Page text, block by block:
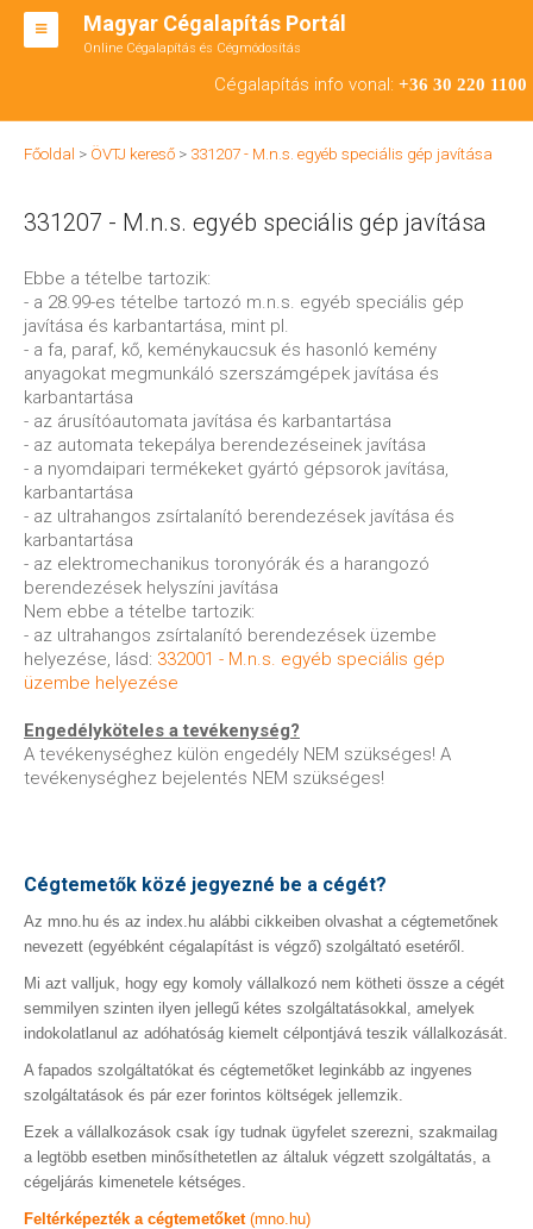
Magyar Cégalapítás Portál
Online Cégalapítás és Cégmódosítás
Cégalapítás info vonal: +36 30 220 1100
BT ALAPÍTÁS
CÉGMÓDOSÍTÁS
ÁTALAKULÁS
TEÁOR SZÁMOK '08
ENGEDÉLYKÖTELES
KAPCSOLAT
IRODÁK
Főoldal > ÖVTJ kereső > 331207 - M.n.s. egyéb speciális gép javítása
331207 - M.n.s. egyéb speciális gép javítása
Ebbe a tételbe tartozik:
- a 28.99-es tételbe tartozó m.n.s. egyéb speciális gép
javítása és karbantartása, mint pl.
- a fa, paraf, kő, keménykaucsuk és hasonló kemény
anyagokat megmunkáló szerszámgépek javítása és
karbantartása
- az árusítóautomata javítása és karbantartása
- az automata tekepálya berendezéseinek javítása
- a nyomdaipari termékeket gyártó gépsorok javítása,
karbantartása
- az ultrahangos zsírtalanító berendezések javítása és
karbantartása
- az elektromechanikus toronyórák és a harangozó
berendezések helyszíni javítása
Nem ebbe a tételbe tartozik:
- az ultrahangos zsírtalanító berendezések üzembe
helyezése, lásd: 332001 - M.n.s. egyéb speciális gép
üzembe helyezése
Engedélyköteles a tevékenység?
A tevékenységhez külön engedély NEM szükséges! A
tevékenységhez bejelentés NEM szükséges!
Cégtemetők közé jegyezné be a cégét?
Az mno.hu és az index.hu alábbi cikkeiben olvashat a cégtemetőnek
nevezett (egyébként cégalapítást is végző) szolgáltató esetéről.
Mi azt valljuk, hogy egy komoly vállalkozó nem kötheti össze a cégét
semmilyen szinten ilyen jellegű kétes szolgáltatásokkal, amelyek
indokolatlanul az adóhatóság kiemelt célpontjává teszik vállalkozását.
A fapados szolgáltatókat és cégtemetőket leginkább az ingyenes
szolgáltatások és pár ezer forintos költségek jellemzik.
Ezek a vállalkozások csak így tudnak ügyfelet szerezni, szakmailag
a legtöbb esetben minősíthetetlen az általuk végzett szolgáltatás, a
cégeljárás kimenetele kétséges.
Feltérképezték a cégtemetőket (mno.hu)